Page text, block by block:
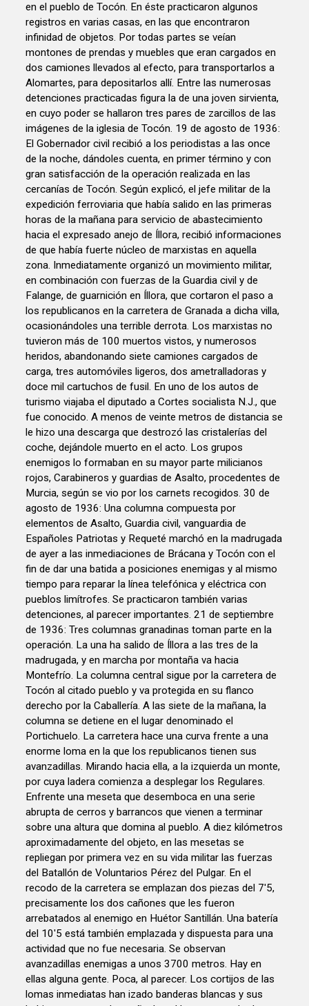
en el pueblo de Tocón. En éste practicaron algunos
registros en varias casas, en las que encontraron
infinidad de objetos. Por todas partes se veían
montones de prendas y muebles que eran cargados en
dos camiones llevados al efecto, para transportarlos a
Alomartes, para depositarlos allí. Entre las numerosas
detenciones practicadas figura la de una joven sirvienta,
en cuyo poder se hallaron tres pares de zarcillos de las
imágenes de la iglesia de Tocón. 19 de agosto de 1936:
El Gobernador civil recibió a los periodistas a las once
de la noche, dándoles cuenta, en primer término y con
gran satisfacción de la operación realizada en las
cercanías de Tocón. Según explicó, el jefe militar de la
expedición ferroviaria que había salido en las primeras
horas de la mañana para servicio de abastecimiento
hacia el expresado anejo de Íllora, recibió informaciones
de que había fuerte núcleo de marxistas en aquella
zona. Inmediatamente organizó un movimiento militar,
en combinación con fuerzas de la Guardia civil y de
Falange, de guarnición en Íllora, que cortaron el paso a
los republicanos en la carretera de Granada a dicha villa,
ocasionándoles una terrible derrota. Los marxistas no
tuvieron más de 100 muertos vistos, y numerosos
heridos, abandonando siete camiones cargados de
carga, tres automóviles ligeros, dos ametralladoras y
doce mil cartuchos de fusil. En uno de los autos de
turismo viajaba el diputado a Cortes socialista N.J., que
fue conocido. A menos de veinte metros de distancia se
le hizo una descarga que destrozó las cristalerías del
coche, dejándole muerto en el acto. Los grupos
enemigos lo formaban en su mayor parte milicianos
rojos, Carabineros y guardias de Asalto, procedentes de
Murcia, según se vio por los carnets recogidos. 30 de
agosto de 1936: Una columna compuesta por
elementos de Asalto, Guardia civil, vanguardia de
Españoles Patriotas y Requeté marchó en la madrugada
de ayer a las inmediaciones de Brácana y Tocón con el
fin de dar una batida a posiciones enemigas y al mismo
tiempo para reparar la línea telefónica y eléctrica con
pueblos limítrofes. Se practicaron también varias
detenciones, al parecer importantes. 21 de septiembre
de 1936: Tres columnas granadinas toman parte en la
operación. La una ha salido de Íllora a las tres de la
madrugada, y en marcha por montaña va hacia
Montefrío. La columna central sigue por la carretera de
Tocón al citado pueblo y va protegida en su flanco
derecho por la Caballería. A las siete de la mañana, la
columna se detiene en el lugar denominado el
Portichuelo. La carretera hace una curva frente a una
enorme loma en la que los republicanos tienen sus
avanzadillas. Mirando hacia ella, a la izquierda un monte,
por cuya ladera comienza a desplegar los Regulares.
Enfrente una meseta que desemboca en una serie
abrupta de cerros y barrancos que vienen a terminar
sobre una altura que domina al pueblo. A diez kilómetros
aproximadamente del objeto, en las mesetas se
repliegan por primera vez en su vida militar las fuerzas
del Batallón de Voluntarios Pérez del Pulgar. En el
recodo de la carretera se emplazan dos piezas del 7'5,
precisamente los dos cañones que les fueron
arrebatados al enemigo en Huétor Santillán. Una batería
del 10'5 está también emplazada y dispuesta para una
actividad que no fue necesaria. Se observan
avanzadillas enemigas a unos 3700 metros. Hay en
ellas alguna gente. Poca, al parecer. Los cortijos de las
lomas inmediatas han izado banderas blancas y sus